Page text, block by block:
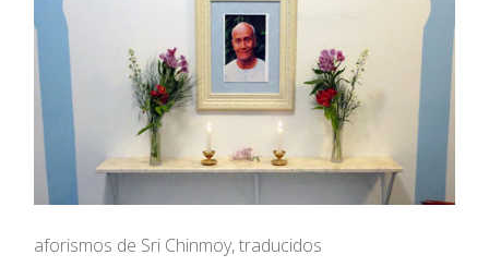
aforismos de Sri Chinmoy, traducidos